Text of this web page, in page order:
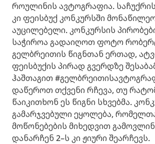
როულინის ავტოგრაფია.
კი ფეისბუქ კონკურსში
აუცილებელი. კონკურსის
საჭიროა გადაიღოთ ფოტო
გელბრეითის წიგნთან ერთად,
ფეისბუქის პირად გვერდზე
ჰაშთაგით
დაწეროთ თქვენი რჩევა, თუ
წაიკითხონ ეს წიგნი სხვებმა.
გამარჯვებული ეყოლება,
მოწონებების მიხედვით
დანარჩენ 2–ს კი ჟიური შეარჩევს.